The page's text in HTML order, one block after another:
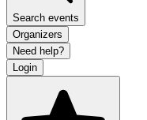
Search events
Organizers
Need help?
Login